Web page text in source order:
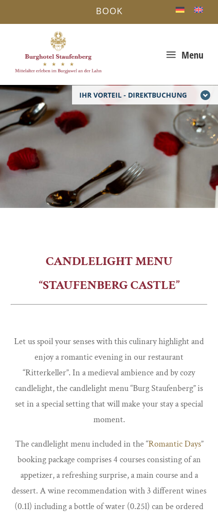
IHR VORTEIL - DIREKTBUCHUNG
a Menu
BOOK
CANDLELIGHT MENU
“STAUFENBERG CASTLE”
Let us spoil your senses with this culinary highlight and
enjoy a romantic evening in our restaurant
“Ritterkeller”. In a medieval ambience and by cozy
candlelight, the candlelight menu “Burg Staufenberg” is
set in a special setting that will make your stay a special
moment.
The candlelight menu included in the “Romantic Days”
booking package comprises 4 courses consisting of an
appetizer, a refreshing surprise, a main course and a
dessert. A wine recommendation with 3 different wines
(0.1l) including a bottle of water (0.25l) can be ordered